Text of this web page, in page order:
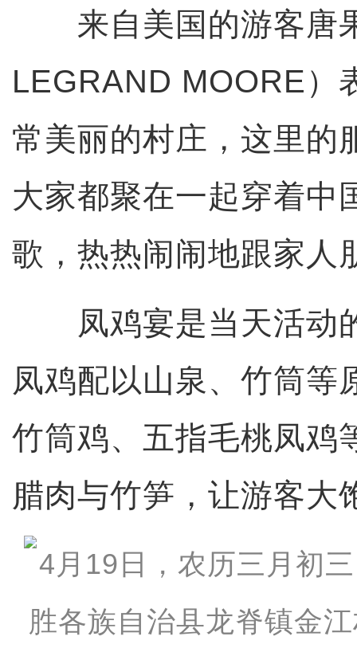
来自美国的游客唐
LEGRAND MOORE）
常美丽的村庄，这里的
大家都聚在一起穿着中
歌，热热闹闹地跟家人
凤鸡宴是当天活动
凤鸡配以山泉、竹筒等
竹筒鸡、五指毛桃凤鸡
腊肉与竹笋，让游客大